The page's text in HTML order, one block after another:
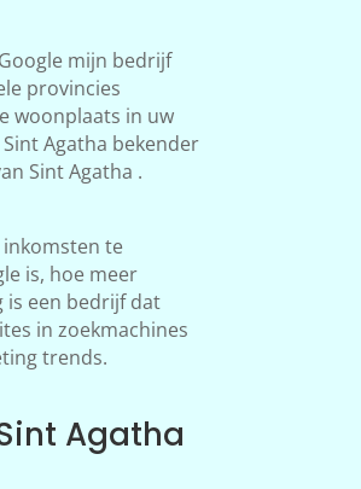
mijn bedrijf
provincies
woonplaats in uw
Agatha bekender
Sint Agatha .
inkomsten te
is, hoe meer
is een bedrijf dat
in zoekmachines
trends.
Agatha